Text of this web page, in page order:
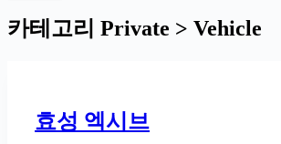
카테고리 Private > Vehicle
효성 엑시브